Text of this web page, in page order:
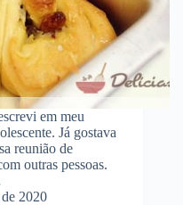
em meu
Já gostava
reunião de
outras pessoas.
2020